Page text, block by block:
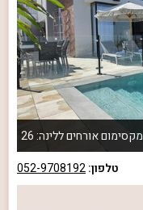
מקסימום אורחים ללינה: 26
טלפון:052-9708192